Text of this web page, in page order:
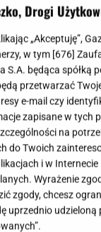
Drogi
„Akceptuję”,
w tym [676]
S.A. będąca spółką
przetwarzać
e-mail czy
zapisane w tych
na
do Twoich
i w
Wyrażenie
zgody, chcesz
uprzednio udzieloną